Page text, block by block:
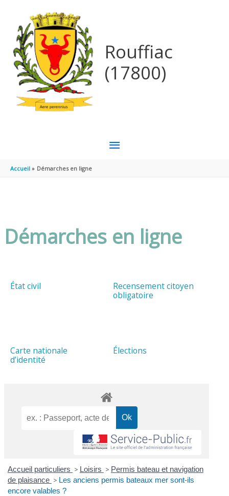
Rouffiac
(17800)
MENU
Accueil Démarches en ligne
Démarches en ligne
État civil
Recensement citoyen
obligatoire
Carte nationale
d’identité
Élections
Accueil particuliers > Loisirs > Permis bateau et navigation
de plaisance > Les anciens permis bateaux mer sont-ils
encore valables ?